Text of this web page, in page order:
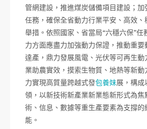
管網建設，推進煤炭儲備項目建設；加
任務，確保全省動力行業平安、高效、
舉措。依照國家、省當局“六穩六保”任
力方面應盡力加強動力保證，推動重要
達產，鼎力發展風電、光伏等可再生動
業助農實效，摸索生物質、地熱等新動
力實現高質量跨越式發包養妹展，構成
領，以新技術新產業新業態新形式為焦
術、信息、數據等重生產要素為支撐的
能。